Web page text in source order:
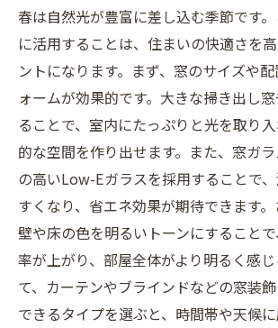
春は自然光が豊富に差し込む季節です
に活用することは、住まいの快適さを
ントになります。まず、窓のサイズや
ォームが効果的です。大きな掃き出し
ることで、室内にたっぷりと光を取り
的な空間を作り出せます。また、窓ガ
の高いLow-Eガラスを採用することで
すくなり、省エネ効果が期待できます
壁や床の色を明るいトーンにすること
率が上がり、部屋全体がより明るく感
て、カーテンやブラインドなどの窓装
できるタイプを選ぶと、時間帯や天候